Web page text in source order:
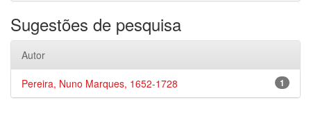
Sugestões de pesquisa
Autor
1
Pereira, Nuno Marques, 1652-1728